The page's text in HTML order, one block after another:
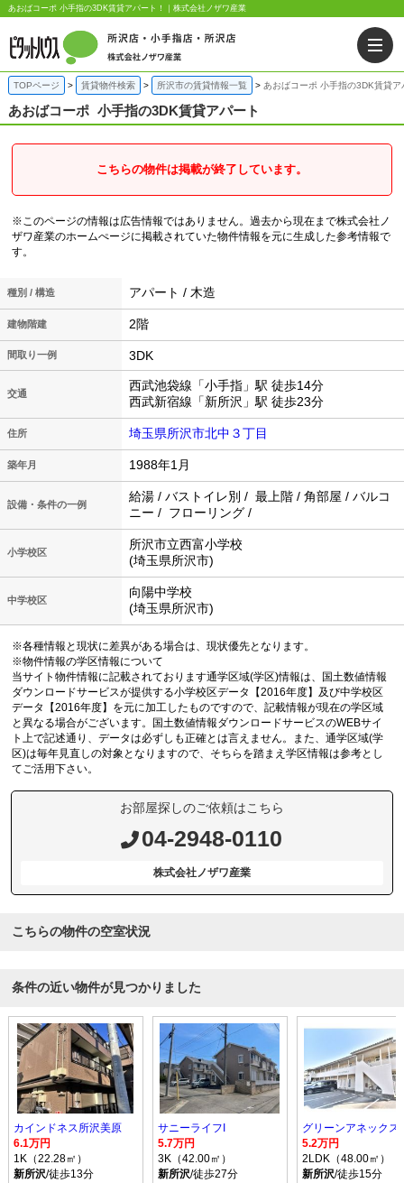
あおばコーポ 小手指の3DK賃貸アパート！｜株式会社ノザワ産業
TOPページ 賃貸物件検索 所沢市の賃貸情報一覧 あおばコーポ 小手指の3DK賃貸ア
あおばコーポ 小手指の3DK賃貸アパート
こちらの物件は掲載が終了しています。
※このページの情報は広告情報ではありません。過去から現在まで株式会社ノ
ザワ産業のホームぺージに掲載されていた物件情報を元に生成した参考情報で
す。
種別 / 構造 アパート / 木造
建物階建 2階
間取り一例 3DK
交通
西武池袋線「小手指」駅 徒歩14分
西武新宿線「新所沢」駅 徒歩23分
住所 埼玉県所沢市北中３丁目
築年月 1988年1月
設備・条件の一例
給湯 / バストイレ別 / 最上階 / 角部屋 / バルコ
ニー / フローリング /
小学校区
所沢市立西富小学校
(埼玉県所沢市)
中学校区
向陽中学校
(埼玉県所沢市)
※各種情報と現状に差異がある場合は、現状優先となります。
※物件情報の学区情報について
当サイト物件情報に記載されております通学区域(学区)情報は、国土数値情報
ダウンロードサービスが提供する小学校区データ【2016年度】及び中学校区
データ【2016年度】を元に加工したものですので、記載情報が現在の学区域
と異なる場合がございます。国土数値情報ダウンロードサービスのWEBサイ
ト上で記述通り、データは必ずしも正確とは言えません。また、通学区域(学
区)は毎年見直しの対象となりますので、そちらを踏まえ学区情報は参考とし
てご活用下さい。
お部屋探しのご依頼はこちら
04-2948-0110
株式会社ノザワ産業
こちらの物件の空室状況
条件の近い物件が見つかりました
カインドネス所沢美原
6.1万円
1K（22.28㎡）
新所沢/徒歩13分
サニーライフI
5.7万円
3K（42.00㎡）
新所沢/徒歩27分
グリーンアネックス
5.2万円
2LDK（48.00㎡）
新所沢/徒歩15分